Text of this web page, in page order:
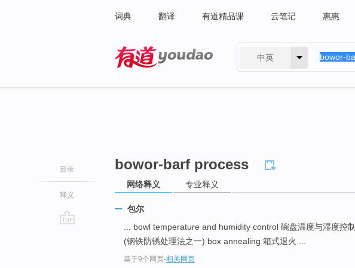
词典 翻译 有道精品课 云笔记 惠惠
中英
目录
释义
bowor-barf process
网络释义 专业释义
包尔
... bowl temperature and humidity control 碗盘温度与湿度控制
(钢铁防锈处理法之一) box annealing 箱式退火 ...
基于9个网页-相关网页